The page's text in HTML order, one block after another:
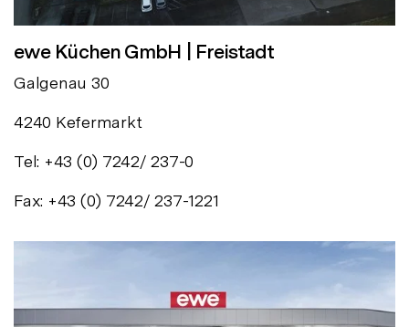
ewe Küchen GmbH | Freistadt
Galgenau 30
4240 Kefermarkt
Tel: +43 (0) 7242/ 237-0
Fax: +43 (0) 7242/ 237-1221